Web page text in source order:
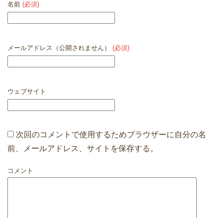
名前 (必須)
メールアドレス（公開されません） (必須)
ウェブサイト
次回のコメントで使用するためブラウザーに自分の名
前、メールアドレス、サイトを保存する。
コメント